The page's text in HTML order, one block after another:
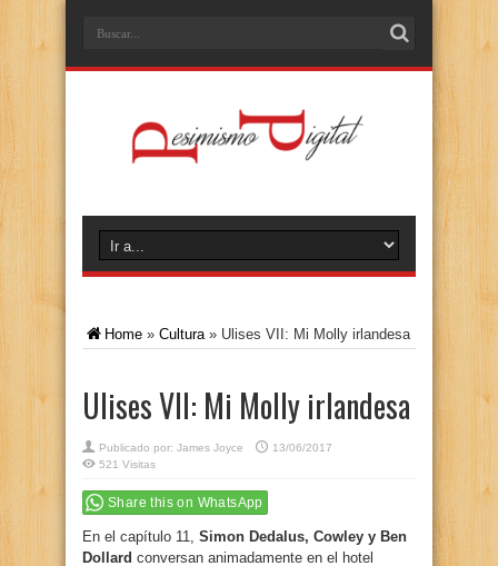
Home » Cultura» Ulises VII: Mi Molly irlandesa
Ulises VII: Mi Molly irlandesa
Publicado por: James Joyce
13/06/2017
521 Visitas
Share this on WhatsApp
En el capítulo 11, Simon Dedalus, Cowley y Ben
Dollard conversan animadamente en el hotel